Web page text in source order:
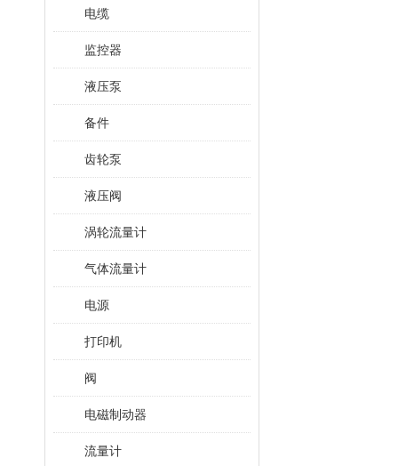
电缆
监控器
液压泵
备件
齿轮泵
液压阀
涡轮流量计
气体流量计
电源
打印机
阀
电磁制动器
流量计